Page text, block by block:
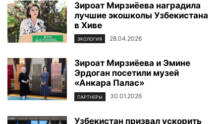
Зироат Мирзиёева наградила
лучшие экошколы Узбекистана
в Хиве
ЭКОЛОГИЯ 28.04.2026
Зироат Мирзиёева и Эмине
Эрдоган посетили музей
«Анкара Палас»
ПАРТНЕРЫ 30.01.2026
Узбекистан призвал ускорить